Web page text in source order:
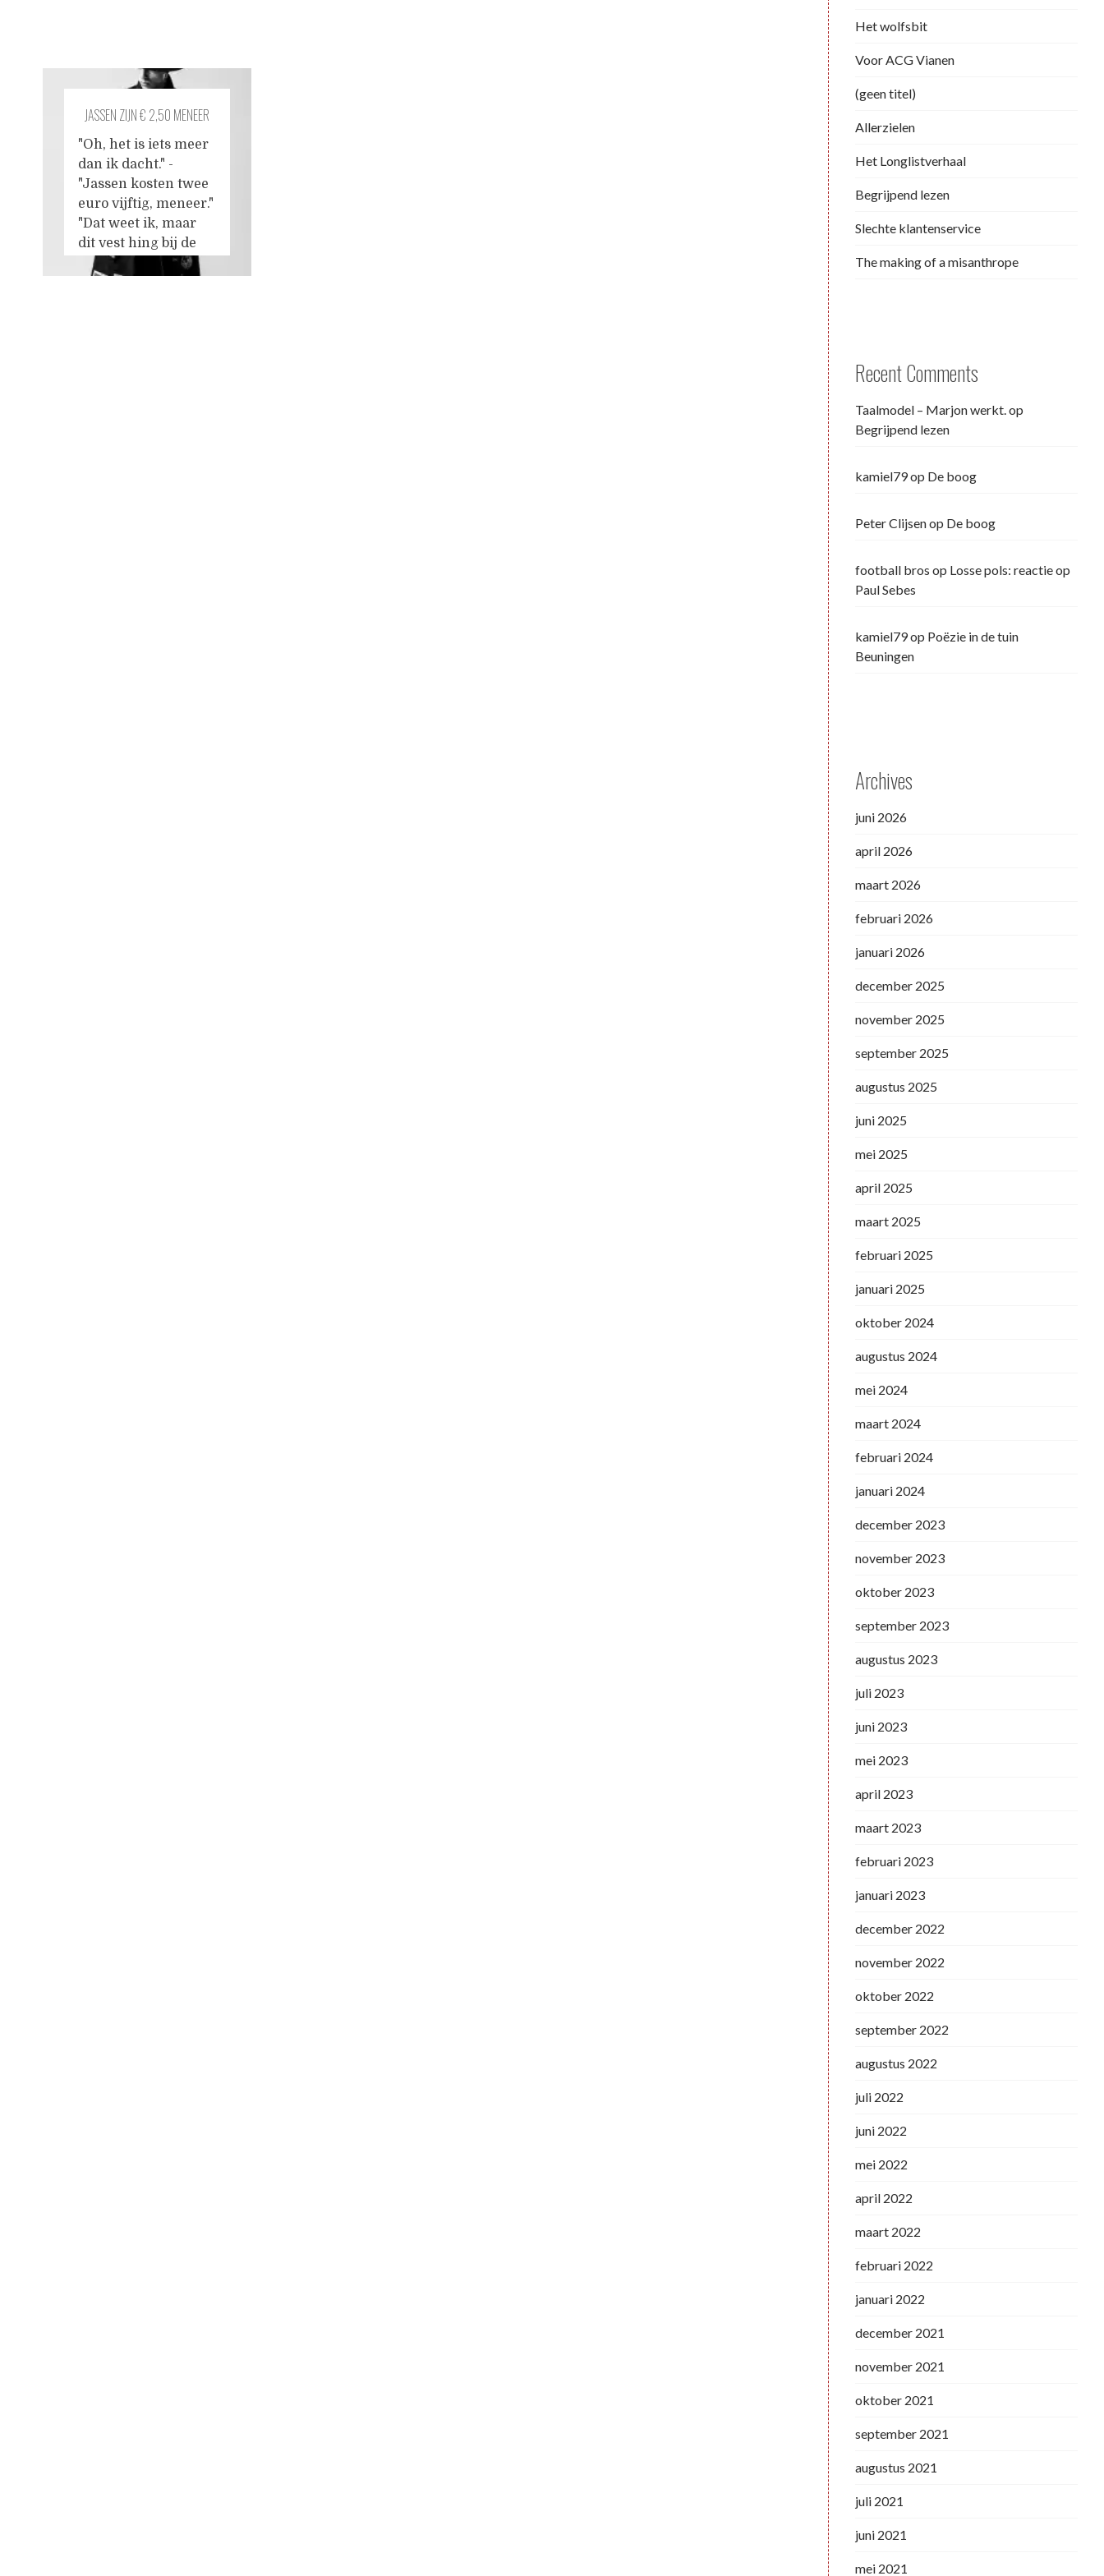
JASSEN ZIJN € 2,50 MENEER
"Oh, het is iets meer
dan ik dacht." -
"Jassen kosten twee
euro vijftig, meneer."
"Dat weet ik, maar
dit vest hing bij de
truien." - "Het staat
Het wolfsbit
Voor ACG Vianen
(geen titel)
Allerzielen
Het Longlistverhaal
Begrijpend lezen
Slechte klantenservice
The making of a misanthrope
Recent Comments
Taalmodel – Marjon werkt.op
Begrijpend lezen
kamiel79op De boog
Peter Clijsenop De boog
football bros op Losse pols: reactie op
Paul Sebes
kamiel79op Poëzie in de tuin
Beuningen
Archives
juni 2026
april 2026
maart 2026
februari 2026
januari 2026
december 2025
november 2025
september 2025
augustus 2025
juni 2025
mei 2025
april 2025
maart 2025
februari 2025
januari 2025
oktober 2024
augustus 2024
mei 2024
maart 2024
februari 2024
januari 2024
december 2023
november 2023
oktober 2023
september 2023
augustus 2023
juli 2023
juni 2023
mei 2023
april 2023
maart 2023
februari 2023
januari 2023
december 2022
november 2022
oktober 2022
september 2022
augustus 2022
juli 2022
juni 2022
mei 2022
april 2022
maart 2022
februari 2022
januari 2022
december 2021
november 2021
oktober 2021
september 2021
augustus 2021
juli 2021
juni 2021
mei 2021